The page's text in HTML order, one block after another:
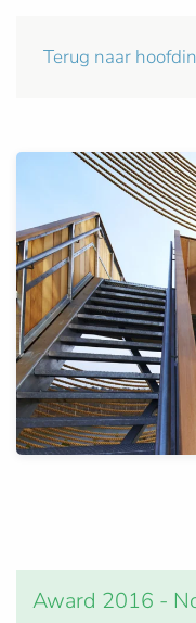
Terug naar
Award 2016 -